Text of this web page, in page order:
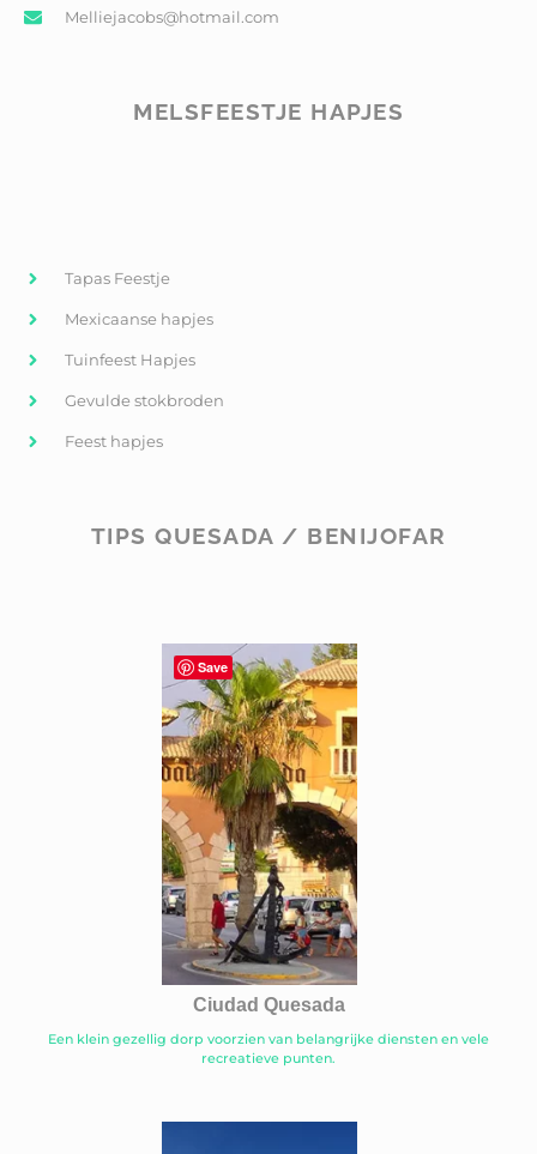
Melliejacobs@hotmail.com
MELSFEESTJE HAPJES
Tapas Feestje
Mexicaanse hapjes
Tuinfeest Hapjes
Gevulde stokbroden
Feest hapjes
TIPS QUESADA / BENIJOFAR
Ciudad Quesada
Een klein gezellig dorp voorzien van belangrijke diensten en vele
recreatieve punten.
Save